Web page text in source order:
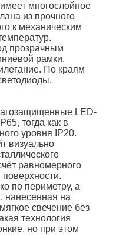
многослойное
из прочного
к механическим
прозрачным
рамки,
По краям
LED-
тогда как в
уровня IP20.
визуально
равномерного
по периметру, а
нанесенная на
свечение без
технология
но при этом